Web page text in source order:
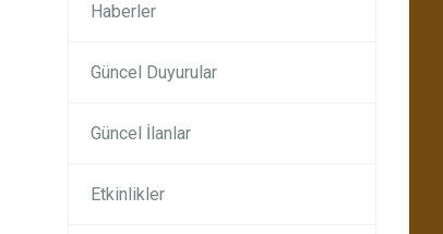
Haberler
Güncel Duyurular
Güncel İlanlar
Etkinlikler